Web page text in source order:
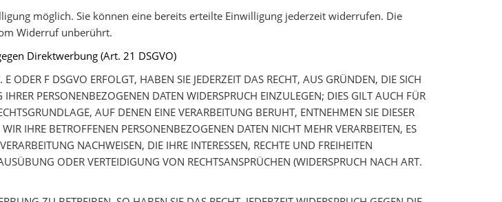
möglich. Sie können eine bereits erteilte Einwilligung jederzeit widerrufen. Die
Widerruf unberührt.
Direktwerbung (Art. 21 DSGVO)
F DSGVO ERFOLGT, HABEN SIE JEDERZEIT DAS RECHT, AUS GRÜNDEN, DIE SICH
PERSONENBEZOGENEN DATEN WIDERSPRUCH EINZULEGEN; DIES GILT AUCH FÜR
AUF DENEN EINE VERARBEITUNG BERUHT, ENTNEHMEN SIE DIESER
IHRE BETROFFENEN PERSONENBEZOGENEN DATEN NICHT MEHR VERARBEITEN, ES
NACHWEISEN, DIE IHRE INTERESSEN, RECHTE UND FREIHEITEN
ODER VERTEIDIGUNG VON RECHTSANSPRÜCHEN (WIDERSPRUCH NACH ART.